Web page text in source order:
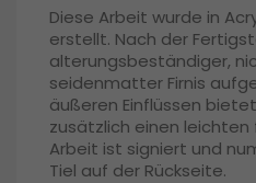
Diese Arbeit wurde in
erstellt. Nach der
alterungsbeständiger,
seidenmatter Firnis
äußeren Einflüssen
zusätzlich einen leichten
Arbeit ist signiert und
Tiel auf der Rückseite.